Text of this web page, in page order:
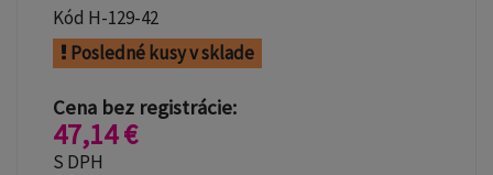
Kód H-129-42
Posledné kusy v sklade
Cena bez registrácie:
47,14 €
S DPH